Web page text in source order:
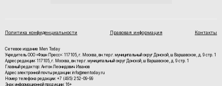
Политика конфиденциальности Правовая информация Контакты
Сетевое издание Men Today
Учредитель ООО «Фэшн Пресс»: 117105, г. Москва, вн.тер.г. муниципальный округ Донской, ш Варшавское, д. 9 стр. 1
Адрес редакции: 117105, г. Москва, вн.тер.г. муниципальный округ Донской, ш Варшавское, д. 9 стр. 1
Главный редактор: Антон Леонидович Иванов
Адрес электронной почты редакции: info@mentoday.ru
Номер телефона редакции: +7 (495) 252-09-99
Знак информационной продукции: 16+